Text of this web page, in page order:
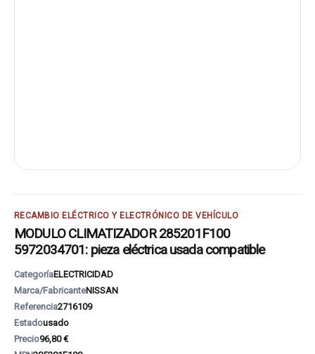
RECAMBIO ELÉCTRICO Y ELECTRÓNICO DE VEHÍCULO
MODULO CLIMATIZADOR 285201F100
5972034701: pieza eléctrica usada compatible
CategoríaELECTRICIDAD
Marca/FabricanteNISSAN
Referencia2716109
Estadousado
Precio96,80 €